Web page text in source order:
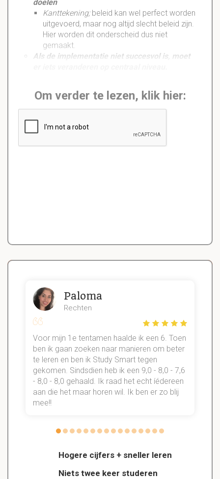
doelen
Kanttekening;beleid kan wel perfect worden
uitgevoerd, maar nog altijd slecht beleid zijn.
Hier worden dit onderscheid dus niet
gemaakt.
Als de implementatie niet succesvol is, moet
Om verder te lezen, klik hier:
Hogere cijfers + sneller leren
Niets twee keer studeren
Paloma
Rechten
Voor mijn 1e tentamen haalde ik een 6. Toen
ben ik gaan zoeken naar manieren om beter
te leren en ben ik Study Smart tegen
gekomen. Sindsdien heb ik een 9,0 - 8,0 - 7,6
- 8,0 - 8,0 gehaald. Ik raad het echt íédereen
aan die het maar horen wil. Ik ben er zo blij
mee!!